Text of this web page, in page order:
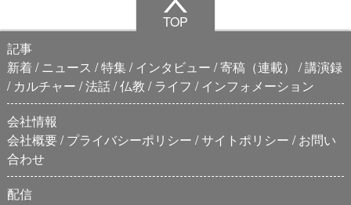
TOP
記事
新着
ニュース 特集 インタビュー 寄稿（連載）
講演録
カルチャー 法話 仏教 ライフ
インフォメーション
会社情報
会社概要 プライバシーポリシー サイトポリシー
お問い
合わせ
配信